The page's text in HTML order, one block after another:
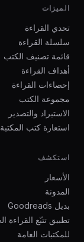
الميزات
تحدي القراءة
سلسلة القراءة
قائمة تصنيف الكتب
أهداف القراءة
إحصاءات القراءة
مجموعة الكتب
الاستيراد والتصدير
استعارة كتب المكتبة
استكشف
الأسعار
المدونة
بديل Goodreads
تطبيق تتبّع القراءة
للمكتبات العامة